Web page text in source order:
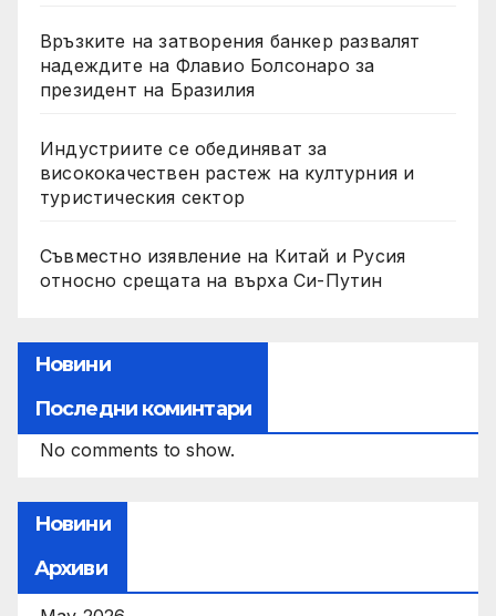
Връзките на затворения банкер развалят
надеждите на Флавио Болсонаро за
президент на Бразилия
Индустриите се обединяват за
висококачествен растеж на културния и
туристическия сектор
Съвместно изявление на Китай и Русия
относно срещата на върха Си-Путин
Новини
Последни коминтари
No comments to show.
Новини
Архиви